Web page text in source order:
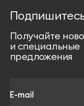
Получайте
и специальные
предложения